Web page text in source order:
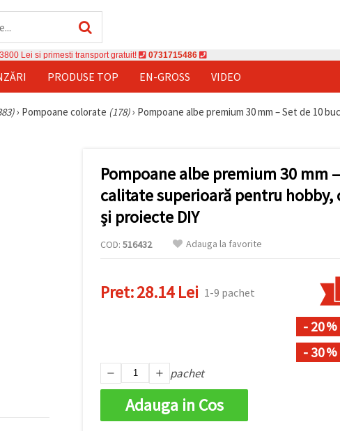
Lei si primesti transport gratuit! 0731715486
PRODUSE TOP EN-GROSS VIDEO
› Pompoane colorate (178)› Pompoane albe premium 30 mm – Set de 10
Pompoane albe premium 30 mm
calitate superioară pentru hobby,
și proiecte DIY
COD: 516432 Adauga la favorite
Pret:28.14 Lei 1-9 pachet
- 20%
- 30%
pachet
Adauga in Cos